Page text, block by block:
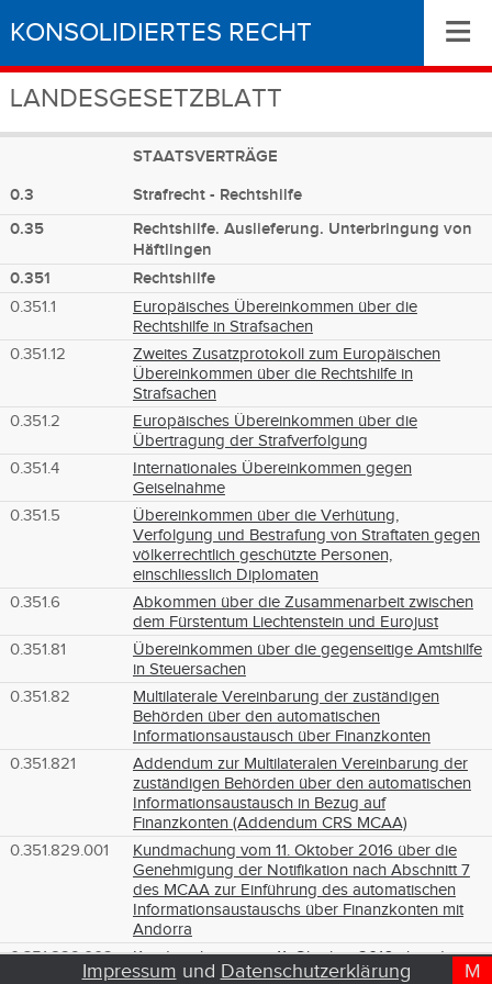
KONSOLIDIERTES RECHT
LANDESGESETZBLATT
≡
STAATSVERTRÄGE
0.3
Strafrecht - Rechtshilfe
0.35
Rechtshilfe. Auslieferung. Unterbringung von
Häftlingen
0.351
Rechtshilfe
0.351.1
Europäisches Übereinkommen über die
Rechtshilfe in Strafsachen
0.351.12
Zweites Zusatzprotokoll zum Europäischen
Übereinkommen über die Rechtshilfe in
Strafsachen
0.351.2
Europäisches Übereinkommen über die
Übertragung der Strafverfolgung
0.351.4
Internationales Übereinkommen gegen
Geiselnahme
0.351.5
Übereinkommen über die Verhütung,
Verfolgung und Bestrafung von Straftaten gegen
völkerrechtlich geschützte Personen,
einschliesslich Diplomaten
0.351.6
Abkommen über die Zusammenarbeit zwischen
dem Fürstentum Liechtenstein und Eurojust
0.351.81
Übereinkommen über die gegenseitige Amtshilfe
in Steuersachen
0.351.82
Multilaterale Vereinbarung der zuständigen
Behörden über den automatischen
Informationsaustausch über Finanzkonten
0.351.821
Addendum zur Multilateralen Vereinbarung der
zuständigen Behörden über den automatischen
Informationsaustausch in Bezug auf
Finanzkonten (Addendum CRS MCAA)
0.351.829.001
Kundmachung vom 11. Oktober 2016 über die
Genehmigung der Notifikation nach Abschnitt 7
des MCAA zur Einführung des automatischen
Informationsaustauschs über Finanzkonten mit
Andorra
0.351.829.002
Kundmachung vom 11. Oktober 2016 über die
Genehmigung der Notifikation nach Abschnitt 7D
T
M
Impressum und Datenschutzerklärung